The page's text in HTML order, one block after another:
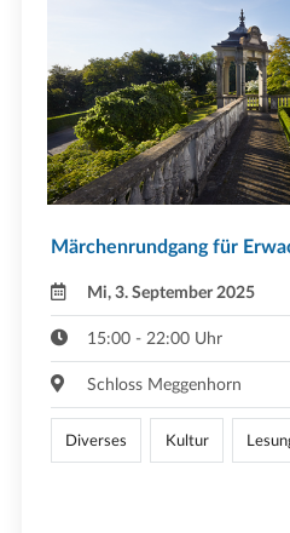
Märchenrundgang für
Mi, 3. September 2025
15:00 - 22:00 Uhr
Schloss Meggenhorn
Diverses Kultur